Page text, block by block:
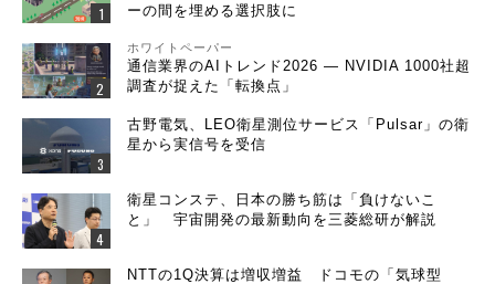
ーの間を埋める選択肢に
ホワイトペーパー
通信業界のAIトレンド2026 ― NVIDIA 1000社超
調査が捉えた「転換点」
古野電気、LEO衛星測位サービス「Pulsar」の衛
星から実信号を受信
衛星コンステ、日本の勝ち筋は「負けないこ
と」 宇宙開発の最新動向を三菱総研が解説
NTTの1Q決算は増収増益 ドコモの「気球型